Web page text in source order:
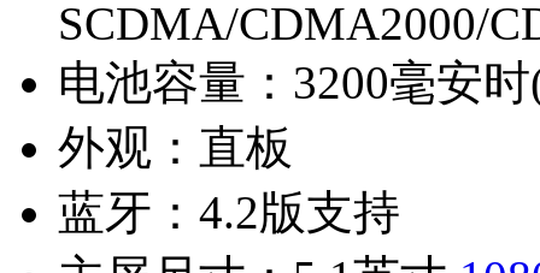
SCDMA/CDMA2000/
电池容量： 3200毫安
外观： 直板
蓝牙： 4.2版支持